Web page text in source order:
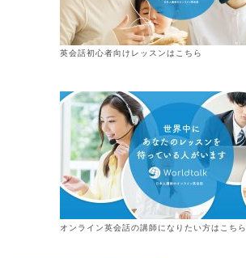
英会話初心者向けレッスンはこちら
オンライン英会話の講師になりたい方はこちら